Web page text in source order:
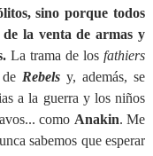
sino porque todos
la venta de armas y
La trama de losfathiers
Rebelsy, además, se
a la guerra y los niños
como Anakin. Me
sabemos que esperar